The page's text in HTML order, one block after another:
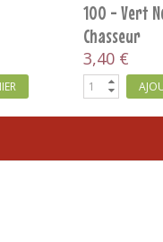
- RAL
105 -
3,40 €